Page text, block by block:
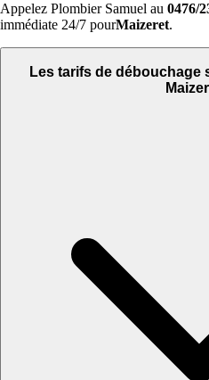
Appelez Plombier Samuel au 0476/
immédiate 24/7 pourMaizeret.
Les tarifs de débouchage